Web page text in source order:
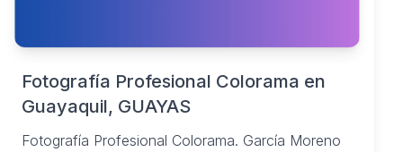
Fotografía Profesional Colorama en
Guayaquil, GUAYAS
Fotografía Profesional Colorama. García Moreno